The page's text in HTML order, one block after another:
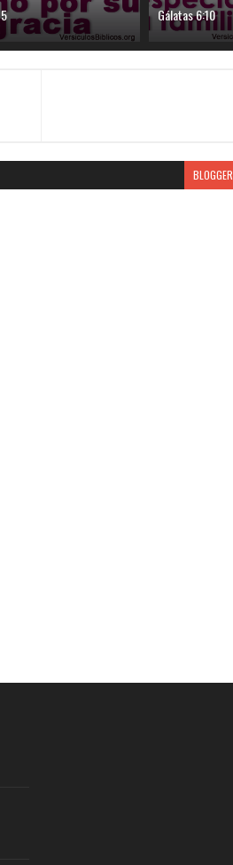
Gálatas 6:10
BLOGGER